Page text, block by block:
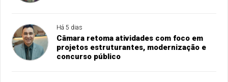
Há 5 dias
Câmara retoma atividades com foco em
projetos estruturantes, modernização e
concurso público